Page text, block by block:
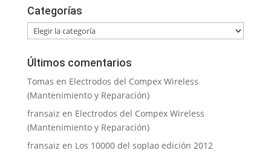
Categorías
Categorías
Últimos comentarios
Tomas en Electrodos del Compex Wireless
(Mantenimiento y Reparación)
fransaiz en Electrodos del Compex Wireless
(Mantenimiento y Reparación)
fransaiz en Los 10000 del soplao edición 2012